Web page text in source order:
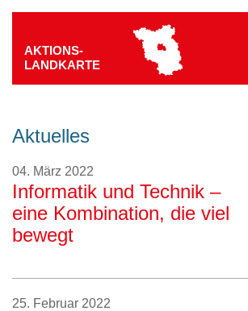
AKTIONS-
LANDKARTE
Aktuelles
04. März 2022
Informatik und Technik –
eine Kombination, die viel
bewegt
25. Februar 2022